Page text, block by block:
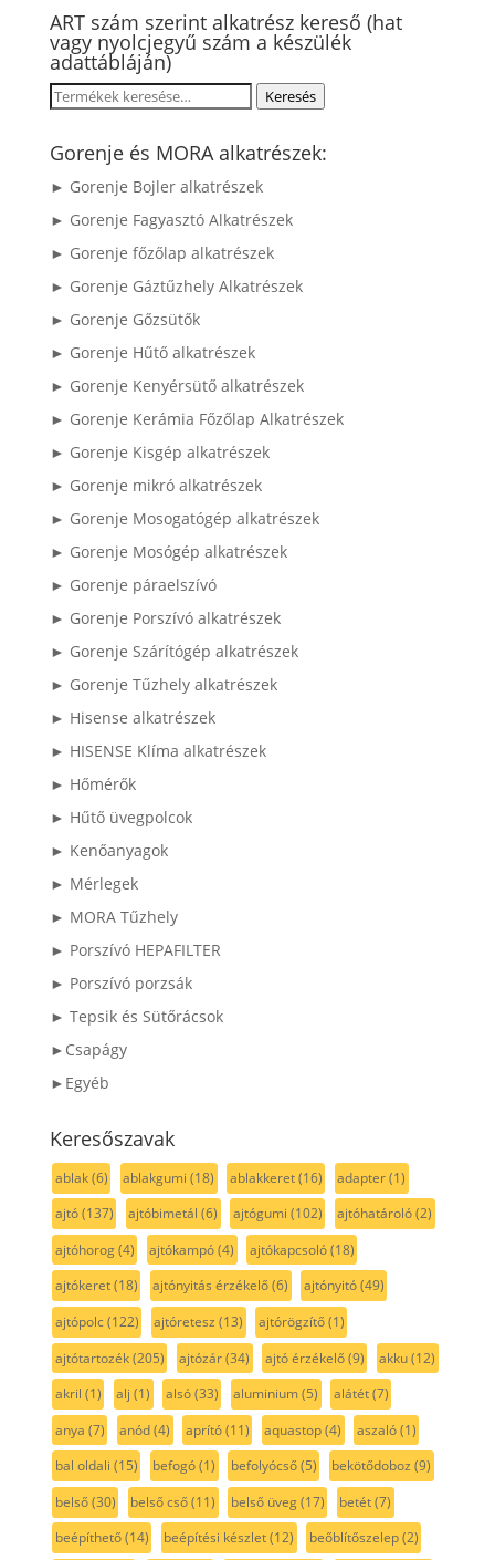
ART szám szerint alkatrész kereső (hat
vagy nyolcjegyű szám a készülék
adattábláján)
Keresés
következőre:
Keresés
Gorenje és MORA alkatrészek:
► Gorenje Bojler alkatrészek
► Gorenje Fagyasztó Alkatrészek
► Gorenje főzőlap alkatrészek
► Gorenje Gáztűzhely Alkatrészek
► Gorenje Gőzsütők
► Gorenje Hűtő alkatrészek
► Gorenje Kenyérsütő alkatrészek
► Gorenje Kerámia Főzőlap Alkatrészek
► Gorenje Kisgép alkatrészek
► Gorenje mikró alkatrészek
► Gorenje Mosogatógép alkatrészek
► Gorenje Mosógép alkatrészek
► Gorenje páraelszívó
► Gorenje Porszívó alkatrészek
► Gorenje Szárítógép alkatrészek
► Gorenje Tűzhely alkatrészek
► Hisense alkatrészek
► HISENSE Klíma alkatrészek
► Hőmérők
► Hűtő üvegpolcok
► Kenőanyagok
► Mérlegek
► MORA Tűzhely
► Porszívó HEPAFILTER
► Porszívó porzsák
► Tepsik és Sütőrácsok
►Csapágy
►Egyéb
Keresőszavak
ablak(6) ablakgumi (18) ablakkeret(16) adapter(1)
ajtó(137) ajtóbimetál (6) ajtógumi (102) ajtóhatároló(2)
ajtóhorog(4) ajtókampó(4) ajtókapcsoló(18)
ajtókeret(18) ajtónyitás érzékelő(6) ajtónyitó(49)
ajtópolc(122) ajtóretesz (13) ajtórögzítő(1)
ajtótartozék(205) ajtózár(34) ajtó érzékelő(9) akku(12)
akril (1) alj (1) alsó(33) aluminium(5) alátét(7)
anya (7) anód(4) aprító(11) aquastop(4) aszaló(1)
bal oldali (15) befogó(1) befolyócső(5) bekötődoboz (9)
belső(30) belső cső(11) belső üveg(17) betét(7)
beépíthető(14) beépítési készlet(12) beőblítőszelep(2)